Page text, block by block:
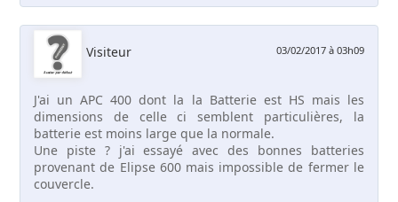
Visiteur 03/02/2017 à 03h09
J'ai un APC 400 dont la la Batterie est HS mais les
dimensions de celle ci semblent particulières, la
batterie est moins large que la normale.
Une piste ? j'ai essayé avec des bonnes batteries
provenant de Elipse 600 mais impossible de fermer le
couvercle.